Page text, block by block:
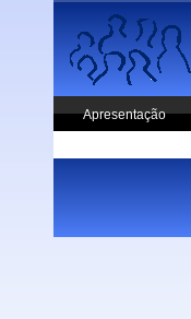
Skip to main content
Apresentação